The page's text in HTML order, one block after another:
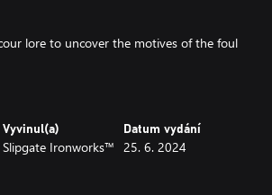
lore to uncover the motives of the foul
and upgrade them at blacksmiths and
your capability.
by returning to old stomping grounds
Vyvinul(a)
Slipgate Ironworks™
Datum vydání
25. 6. 2024